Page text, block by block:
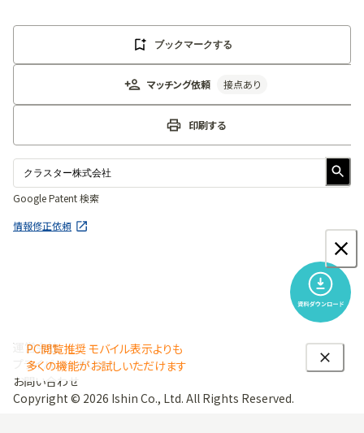
ブックマークする
マッチング依頼 接点あり
印刷する
Google Patent 検索
情報修正依頼
運営会社
プライバシーポリシー
お問い合わせ
Copyright © 2026 Ishin Co., Ltd. All Rights Reserved.
PC閲覧推奨 モバイル表示よりも
多くの機能がお試しいただけます